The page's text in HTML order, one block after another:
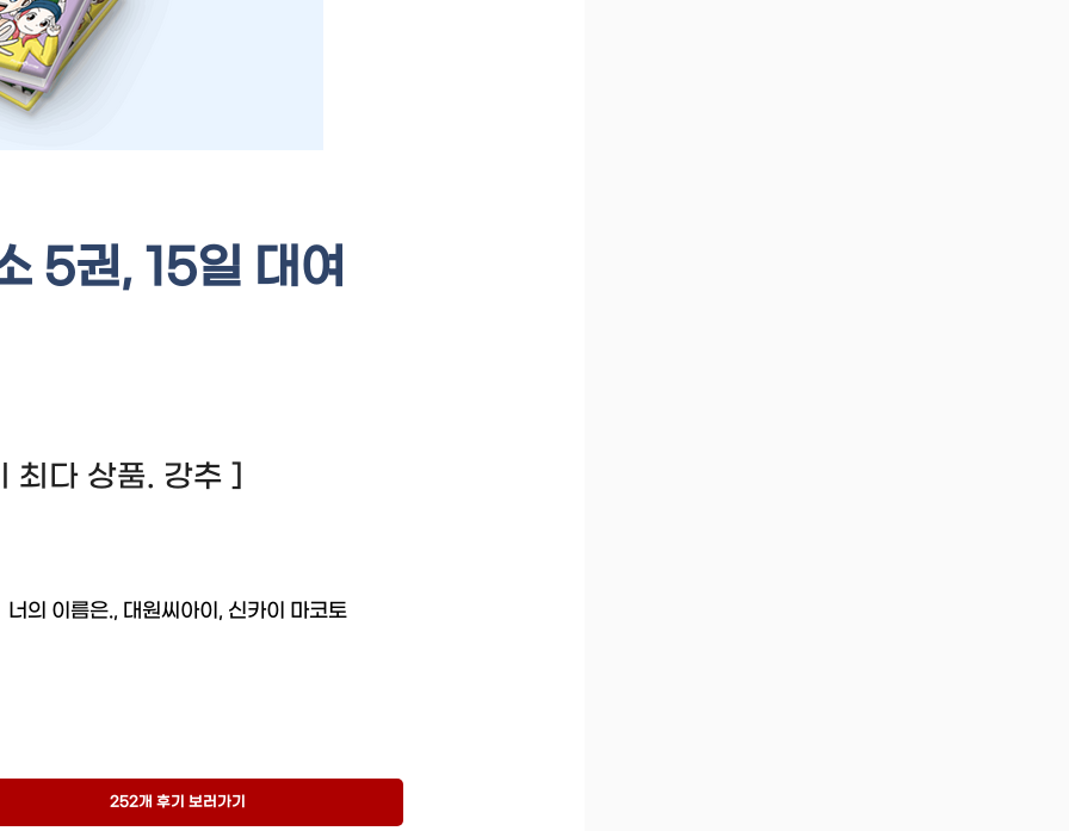
5권, 15일 대여
최다 상품. 강추 ]
너의 이름은., 대원씨아이, 신카이 마코토
252개 후기 보러가기